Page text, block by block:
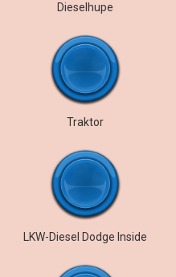
Dieselhupe
Traktor
LKW-Diesel Dodge Inside